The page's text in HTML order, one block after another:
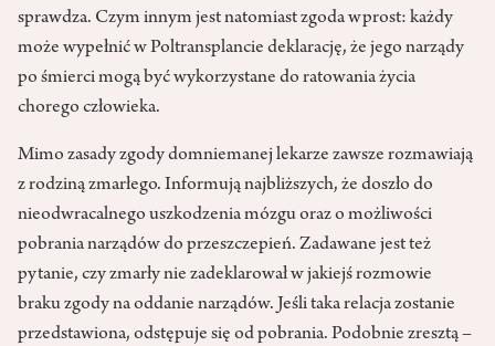
sprawdza. Czym innym jest natomiast zgoda wprost: każdy
może wypełnić w Poltransplancie deklarację, że jego narządy
po śmierci mogą być wykorzystane do ratowania życia
chorego człowieka.
Mimo zasady zgody domniemanej lekarze zawsze rozmawiają
z rodziną zmarłego. Informują najbliższych, że doszło do
nieodwracalnego uszkodzenia mózgu oraz o możliwości
pobrania narządów do przeszczepień. Zadawane jest też
pytanie, czy zmarły nie zadeklarował w jakiejś rozmowie
braku zgody na oddanie narządów. Jeśli taka relacja zostanie
przedstawiona, odstępuje się od pobrania. Podobnie zresztą –